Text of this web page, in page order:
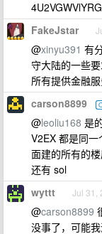
FakeJstar
@xinyu391 有
守大陆的一些要
所有提供金融
carson8899
@leoliu168 是
V2EX 都是同
面建的所有的
还有 sol
wyttt Jul 31,
@carson8899
没事了，可能